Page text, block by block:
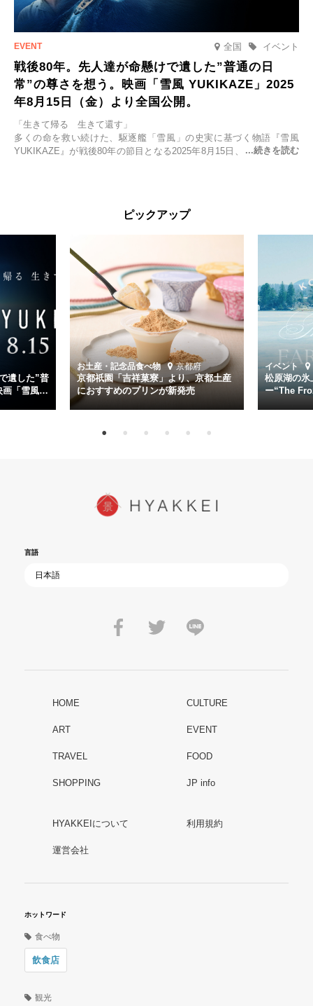
全国 イベント
戦後80年。先人達が命懸けで遺した”普通の日
常”の尊さを想う。映画「雪風 YUKIKAZE」2025
年8月15日（金）より全国公開。
「生きて帰る 生きて還す」
多くの命を救い続けた、駆逐艦「雪風」の史実に基づく物語『雪風
YUKIKAZE』が戦後80年の節目となる2025年8月15日、全国公開され
くの仲間の命を救い帰還させ、戦後まで生き抜き「幸運艦」と呼ばれ
主演は「雪風」の艦長・寺澤一利を演じる竹野内豊。先任伍長・早瀬
幸平を玉木宏が演じるほか、奥平大兼、田中麗奈、石丸幹二、益岡徹
など実力派俳優が共演。そして戦艦大和と運命を共にした帝国海軍・
第二艦隊司令長官、伊藤整一を中井貴一が圧倒的な存在感で演じ切
る。
時代が再び、分断と暴力に揺れる現代。本作は「同じ過ちを繰り返す
道を歩んではいないか」と、彼らが命をかけて守りたいと願っ
た”今”を生きる私達に問いかける。戦後80年、戦争の記憶が薄れゆく
今だからこそ、尊い平和の価値を未来に繋ぐ作品『雪風 YUKIKAZE』
を多くの方にご覧いただきたい。
ピックアップ
遺した”普
画「雪風
お土産・記念品食べ物 京都府
京都祇園「吉祥菓寮」より、京都土産
におすすめのプリンが新発売
イベント
松原湖の氷
ー“The
言語
HOME CULTURE
ART EVENT
TRAVEL FOOD
SHOPPING JP info
HYAKKEIについて 利用規約
運営会社
ホットワード
食べ物
飲食店
観光